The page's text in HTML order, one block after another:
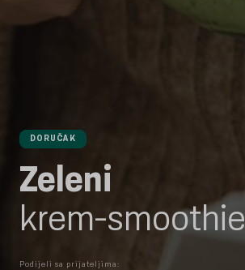
DORUČAK
Zeleni
krem-smoothie
Podijeli sa prijateljima: